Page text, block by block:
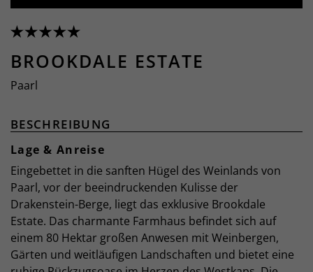
BROOKDALE ESTATE
Paarl
BESCHREIBUNG
Lage & Anreise
Eingebettet in die sanften Hügel des Weinlands von
Paarl, vor der beeindruckenden Kulisse der
Drakenstein-Berge, liegt das exklusive Brookdale
Estate. Das charmante Farmhaus befindet sich auf
einem 80 Hektar großen Anwesen mit Weinbergen,
Gärten und weitläufigen Landschaften und bietet eine